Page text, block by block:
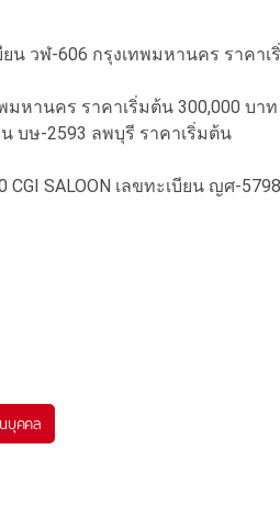
น วฬ-606 กรุงเทพมหานคร ราคาเ
มหานคร ราคาเริ่มต้น 300,000 บาท
บษ-2593 ลพบุรี ราคาเริ่มต้น
SALOON เลขทะเบียน ญศ-5798
บุคคล